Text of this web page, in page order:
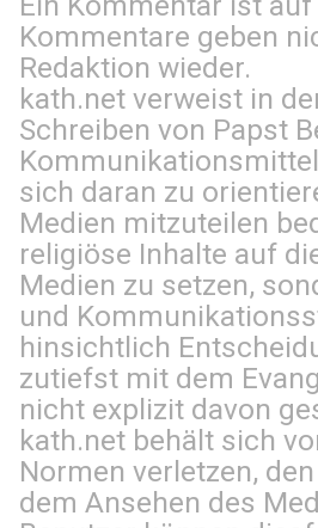
Kommentare geben
Redaktion wieder.
kath.net verweist in
Schreiben von Papst
sich daran zu
Medien mitzuteilen
religiöse Inhalte auf
Medien zu setzen,
und
hinsichtlich
zutiefst mit dem
nicht explizit davon
kath.net behält sich
Normen verletzen,
dem Ansehen des